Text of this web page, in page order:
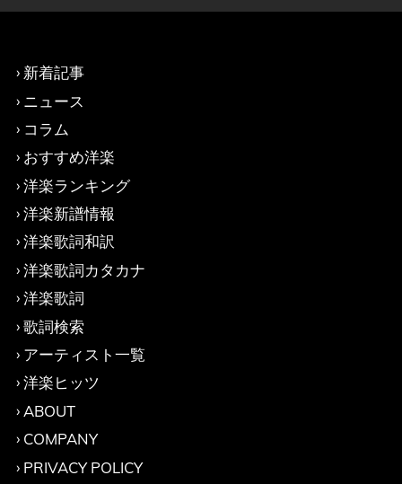
新着記事
ニュース
コラム
おすすめ洋楽
洋楽ランキング
洋楽新譜情報
洋楽歌詞和訳
洋楽歌詞カタカナ
洋楽歌詞
歌詞検索
アーティスト一覧
洋楽ヒッツ
ABOUT
COMPANY
PRIVACY POLICY